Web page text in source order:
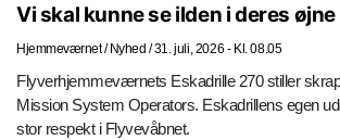
Vi skal kunne se ilden i deres øjne
Hjemmeværnet / Nyhed /31. juli, 2026 - Kl. 08.05
Flyverhjemmeværnets Eskadrille 270 stiller
Mission System Operators. Eskadrillens egen
stor respekt i Flyvevåbnet.